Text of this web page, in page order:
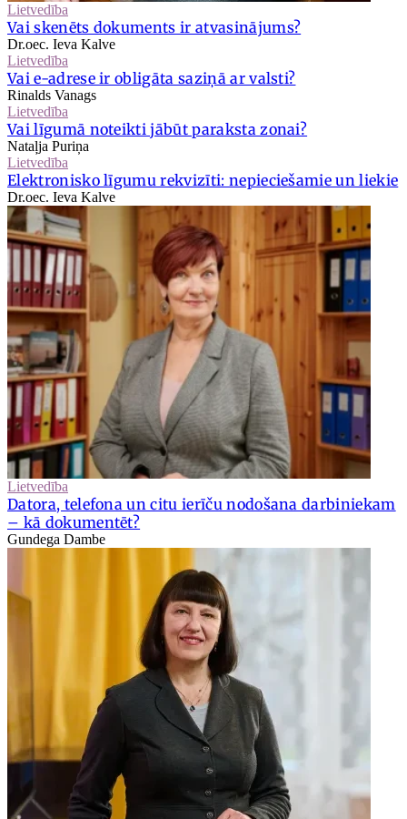
Lietvedība
Vai skenēts dokuments ir atvasinājums?
Dr.oec. Ieva Kalve
Lietvedība
Vai e-adrese ir obligāta saziņā ar valsti?
Rinalds Vanags
Lietvedība
Vai līgumā noteikti jābūt paraksta zonai?
Nataļja Puriņa
Lietvedība
Elektronisko līgumu rekvizīti: nepieciešamie un liekie
Dr.oec. Ieva Kalve
Lietvedība
Datora, telefona un citu ierīču nodošana darbiniekam
– kā dokumentēt?
Gundega Dambe